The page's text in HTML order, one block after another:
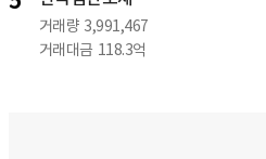
거래량 3,991,467
거래대금 118.3억